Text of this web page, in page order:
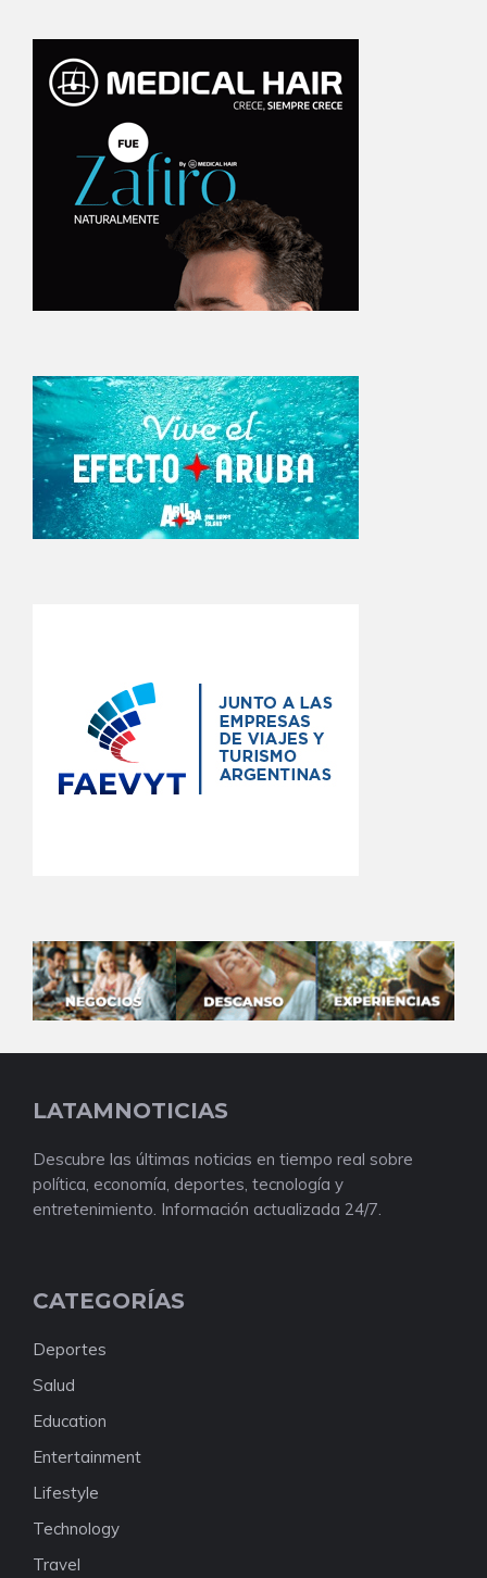
LATAMNOTICIAS
Descubre las últimas noticias en tiempo real sobre
política, economía, deportes, tecnología y
entretenimiento. Información actualizada 24/7.
CATEGORÍAS
Deportes
Salud
Education
Entertainment
Lifestyle
Technology
Travel